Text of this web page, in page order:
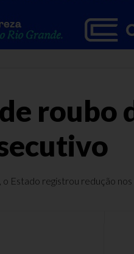
roubo
Estado registrou redução nos